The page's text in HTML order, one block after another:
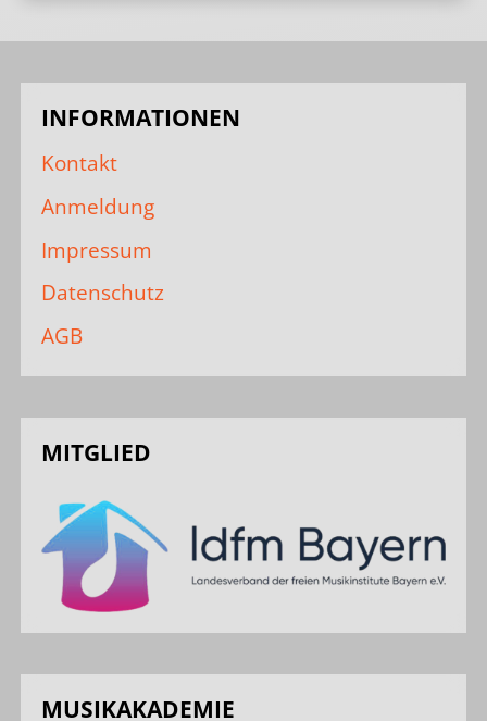
INFORMATIONEN
Kontakt
Anmeldung
Impressum
Datenschutz
AGB
MITGLIED
MUSIKAKADEMIE